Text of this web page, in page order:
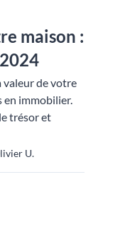
maison :
valeur de votre
en immobilier.
trésor et
U.